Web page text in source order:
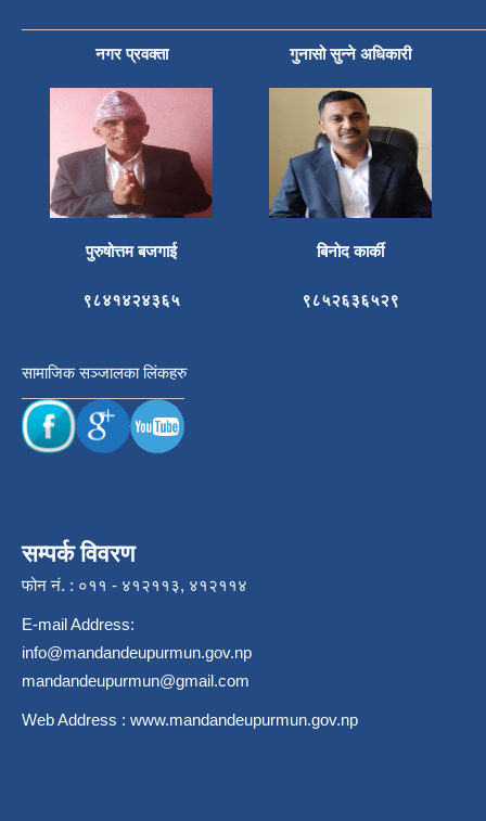
नगर प्रवक्ता गुनासो सुन्ने अधिकारी
पुरुषोत्तम बजगाई बिनोद कार्की
९८४१४२४३६५ ९८५२६३६५२९
सामाजिक सञ्जालका लिंकहरु
सम्पर्क विवरण
फोन नं. : ०११ - ४१२११३, ४१२११४
E-mail Address:
info@mandandeupurmun.gov.np
mandandeupurmun@gmail.com
Web Address : www.mandandeupurmun.gov.np